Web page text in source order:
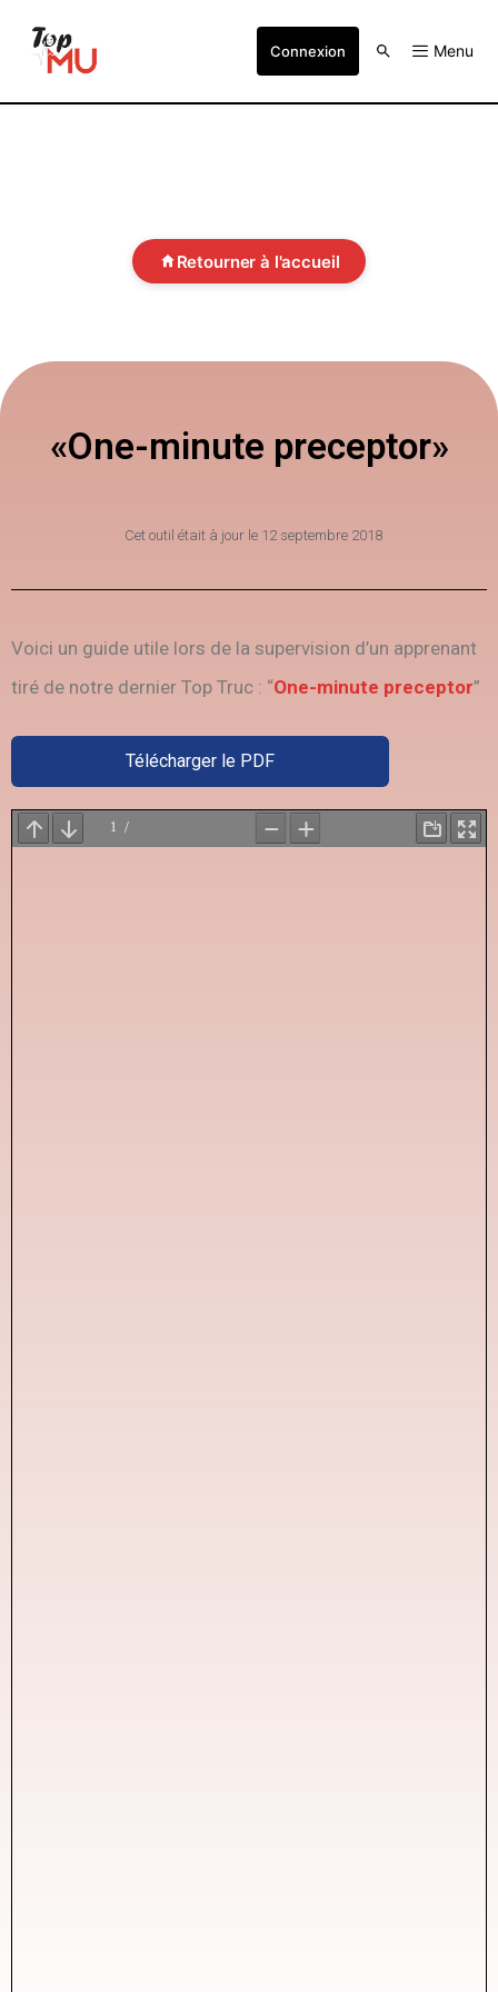
Connexion Menu
Retourner à l'accueil
«One-minute preceptor»
Cet outil était à jour le 12 septembre 2018
Voici un guide utile lors de la supervision d’un apprenant
tiré de notre dernier Top Truc : “One-minute preceptor”
Télécharger le PDF